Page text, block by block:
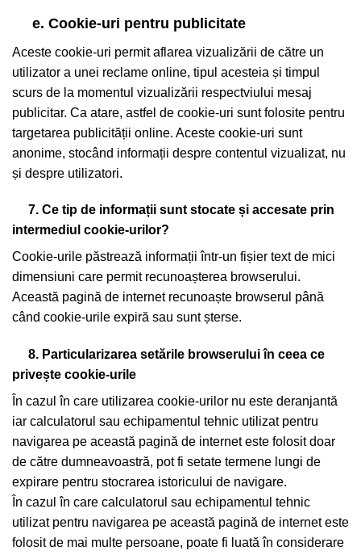
e. Cookie-uri pentru publicitate
Aceste cookie-uri permit aflarea vizualizării de către un
utilizator a unei reclame online, tipul acesteia și timpul
scurs de la momentul vizualizării respectviului mesaj
publicitar. Ca atare, astfel de cookie-uri sunt folosite pentru
targetarea publicității online. Aceste cookie-uri sunt
anonime, stocând informații despre contentul vizualizat, nu
și despre utilizatori.
7. Ce tip de informații sunt stocate și accesate prin
intermediul cookie-urilor?
Cookie-urile păstrează informații într-un fișier text de mici
dimensiuni care permit recunoașterea browserului.
Această pagină de internet recunoaște browserul până
când cookie-urile expiră sau sunt șterse.
8. Particularizarea setările browserului în ceea ce
privește cookie-urile
În cazul în care utilizarea cookie-urilor nu este deranjantă
iar calculatorul sau echipamentul tehnic utilizat pentru
navigarea pe această pagină de internet este folosit doar
de către dumneavoastră, pot fi setate termene lungi de
expirare pentru stocrarea istoricului de navigare.
În cazul în care calculatorul sau echipamentul tehnic
utilizat pentru navigarea pe această pagină de internet este
folosit de mai multe persoane, poate fi luată în considerare